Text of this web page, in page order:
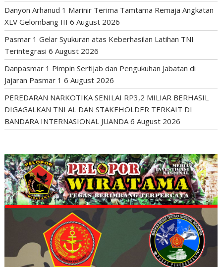
Danyon Arhanud 1 Marinir Terima Tamtama Remaja Angkatan
XLV Gelombang III 6 August 2026
Pasmar 1 Gelar Syukuran atas Keberhasilan Latihan TNI
Terintegrasi 6 August 2026
Danpasmar 1 Pimpin Sertijab dan Pengukuhan Jabatan di
Jajaran Pasmar 1 6 August 2026
PEREDARAN NARKOTIKA SENILAI RP3,2 MILIAR BERHASIL
DIGAGALKAN TNI AL DAN STAKEHOLDER TERKAIT DI
BANDARA INTERNASIONAL JUANDA 6 August 2026